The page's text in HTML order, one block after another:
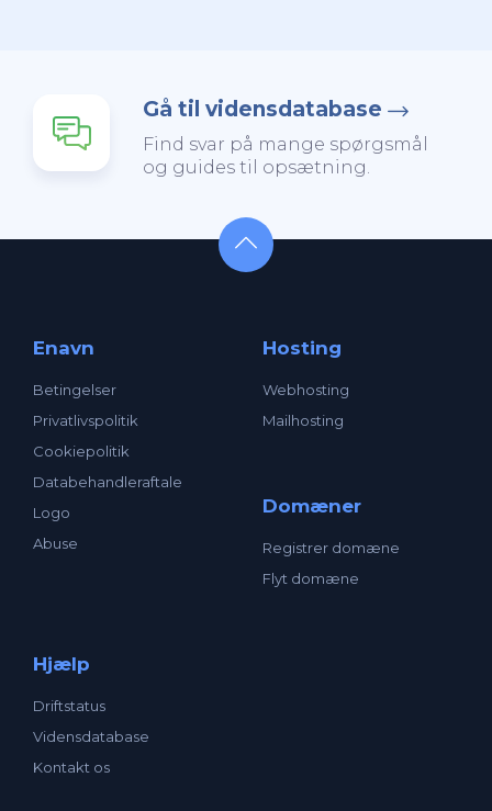
Gå til vidensdatabase
Find svar på mange spørgsmål
og guides til opsætning.
Enavn
Betingelser
Privatlivspolitik
Cookiepolitik
Databehandleraftale
Logo
Abuse
Hosting
Webhosting
Mailhosting
Domæner
Registrer domæne
Flyt domæne
Hjælp
Driftstatus
Vidensdatabase
Kontakt os